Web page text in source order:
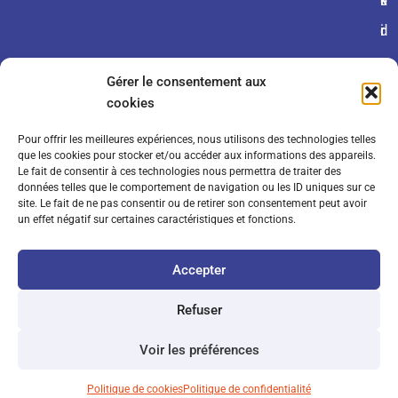
Gérer le consentement aux
cookies
Pour offrir les meilleures expériences, nous utilisons des technologies telles
que les cookies pour stocker et/ou accéder aux informations des appareils.
Le fait de consentir à ces technologies nous permettra de traiter des
données telles que le comportement de navigation ou les ID uniques sur ce
site. Le fait de ne pas consentir ou de retirer son consentement peut avoir
un effet négatif sur certaines caractéristiques et fonctions.
Accepter
Refuser
Voir les préférences
Politique de cookiesPolitique de confidentialité
r
a
l
d
e
n
i
e
s